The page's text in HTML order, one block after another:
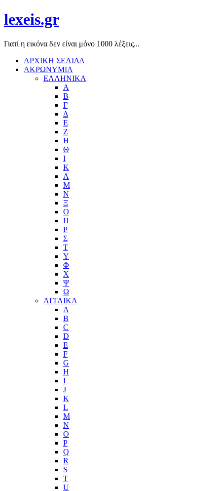
lexeis.gr
Γιατί η εικόνα δεν είναι μόνο 1000 λέξεις...
ΑΡΧΙΚΗ ΣΕΛΙΔΑ
ΑΚΡΩΝΥΜΙΑ
ΕΛΛΗΝΙΚΑ
Α
Β
Γ
Δ
Ε
Ζ
Η
Θ
Ι
Κ
Λ
Μ
Ν
Ξ
Ο
Π
Ρ
Σ
Τ
Υ
Φ
Χ
Ψ
Ω
ΑΓΓΛΙΚΑ
A
B
C
D
E
F
G
H
I
J
K
L
M
N
O
P
Q
R
S
T
U